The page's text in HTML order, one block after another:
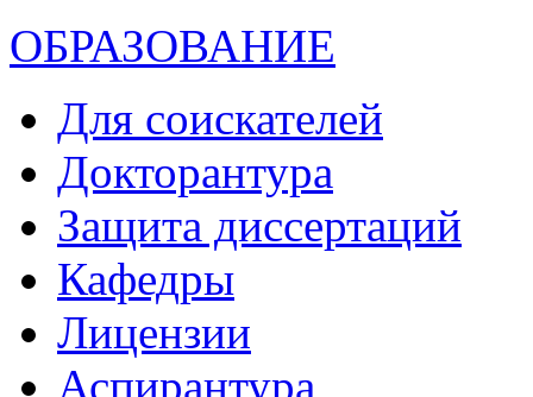
ОБРАЗОВАНИЕ
Для соискателей
Докторантура
Защита диссертаций
Кафедры
Лицензии
Аспирантура